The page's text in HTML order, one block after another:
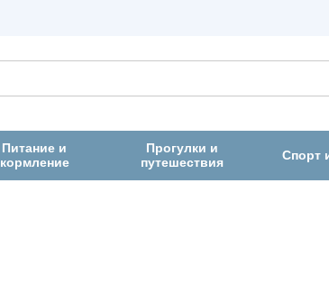
Питание и
кормление
Прогулки и
путешествия
Спорт